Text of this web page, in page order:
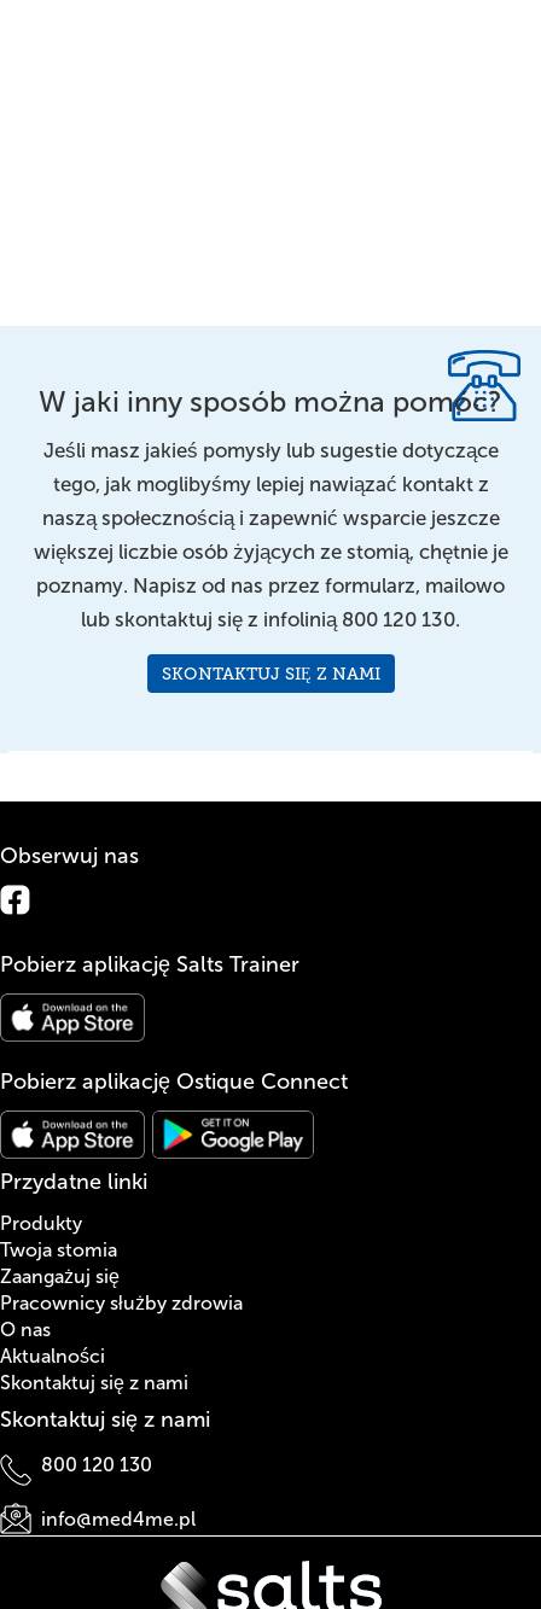
W jaki inny sposób można pomóc?
Jeśli masz jakieś pomysły lub sugestie dotyczące
tego, jak moglibyśmy lepiej nawiązać kontakt z
naszą społecznością i zapewnić wsparcie jeszcze
większej liczbie osób żyjących ze stomią, chętnie je
poznamy. Napisz od nas przez formularz, mailowo
lub skontaktuj się z infolinią 800 120 130.
SKONTAKTUJ SIĘ Z NAMI
Obserwuj nas
Pobierz aplikację Salts Trainer
Pobierz aplikację Ostique Connect
Przydatne linki
Produkty
Twoja stomia
Zaangażuj się
Pracownicy służby zdrowia
O nas
Aktualności
Skontaktuj się z nami
Skontaktuj się z nami
800 120 130
info@med4me.pl